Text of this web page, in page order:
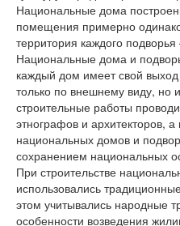
Национальные дома
помещения примерно
территория каждого
Национальные дома и
каждый дом имеет свой
только по внешнему виду, но
строительные работы
этнографов и архитекторов,
национальных домов и
сохранением национальных
При строительстве
использовались
этом учитывались народные
особенности возведения